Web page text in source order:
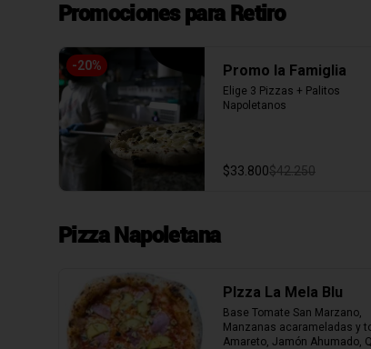
Promociones para Retiro
-20% Promo la Famiglia
Elige 3 Pizzas + Palitos
Napoletanos
$33.800$42.250
Pizza Napoletana
PIzza La Mela Blu
Base Tomate San Marzano,
Manzanas acarameladas y
Amareto, Jamón Ahumado,